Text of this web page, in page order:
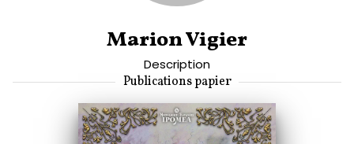
Marion Vigier
Description
Publications papier